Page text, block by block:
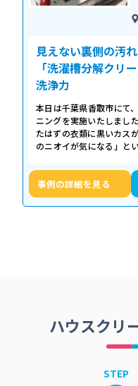
見えない裏側の汚
「洗濯槽分解クリ
洗浄力
本日は千葉県香取市にて
ニングを実施いたしまし
たはずの衣類に黒いカス
のニオイが気になる」と
事例の詳細を見る
ハウスクリ
STEP